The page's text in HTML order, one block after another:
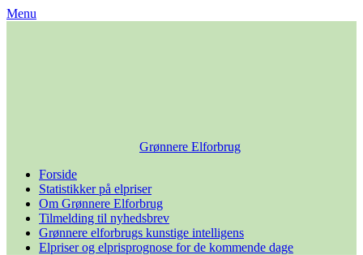
Skip
Menu
Grønnere Elforbrug
Forside
Statistikker på elpriser
Om Grønnere Elforbrug
Tilmelding til nyhedsbrev
Grønnere elforbrugs kunstige intelligens
Elpriser og elprisprognose for de kommende dage